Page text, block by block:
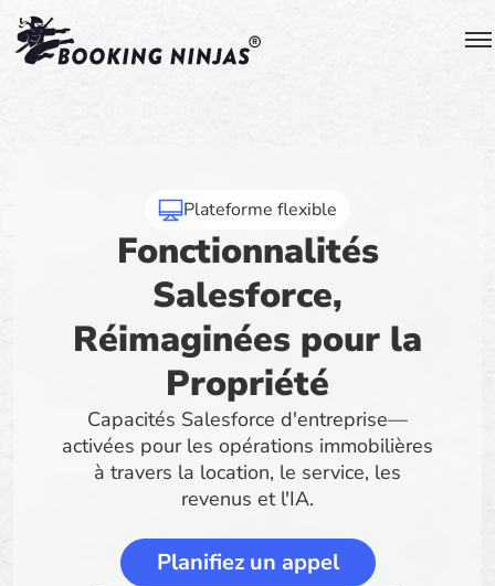
Plateforme flexible
Fonctionnalités
Salesforce,
Réimaginées pour la
Propriété
Capacités Salesforce d'entreprise—
activées pour les opérations immobilières
à travers la location, le service, les
revenus et l'IA.
Planifiez un appel